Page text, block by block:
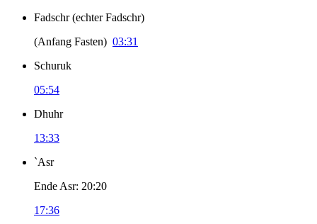
Fadschr (echter Fadschr)
(Anfang Fasten) 03:31
Schuruk
05:54
Dhuhr
13:33
`Asr
Ende Asr: 20:20
17:36